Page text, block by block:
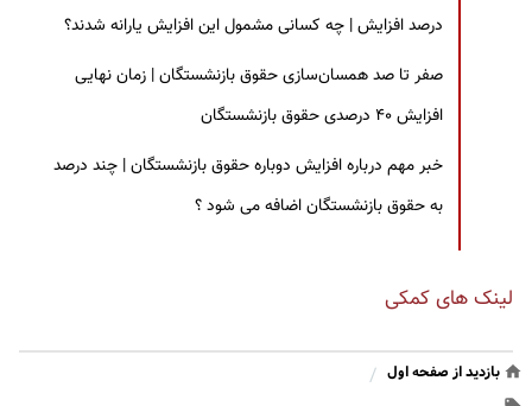
درصد افزایش | چه کسانی مشمول این افزایش یارانه شدند؟
صفر تا صد همسان‌سازی حقوق بازنشستگان | زمان نهایی
افزایش ۴۰ درصدی حقوق بازنشستگان
خبر مهم درباره افزایش دوباره حقوق بازنشستگان | چند درصد
به حقوق بازنشستگان اضافه می شود ؟
لینک های کمکی
بازدید از صفحه اول /